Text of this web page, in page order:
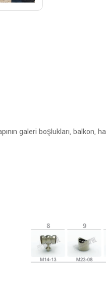
galeri boşlukları, balkon,